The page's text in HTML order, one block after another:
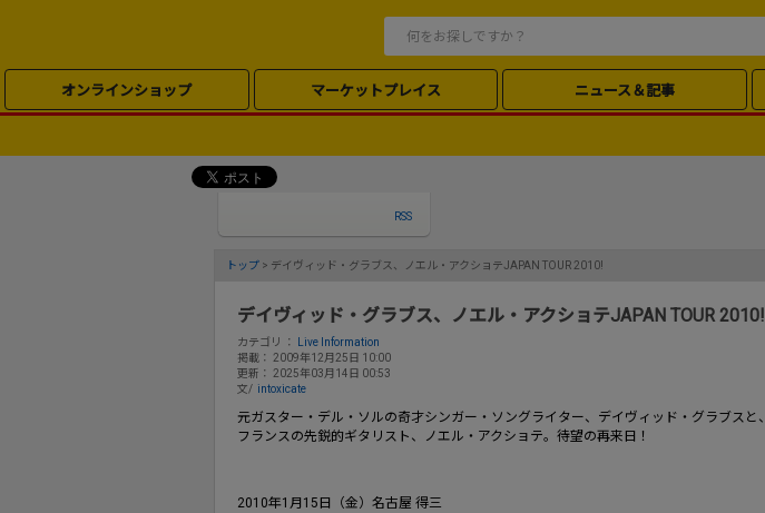
オンラインショップ マーケットプレイス ニュース＆記事
RSS
トップ > デイヴィッド・グラブス、ノエル・アクショテJAPAN TOUR 2010!
デイヴィッド・グラブス、ノエル・アクショテJAPAN TOUR 2010!
カテゴリ ：
Live Information
掲載： 2009年12月25日 10:00
更新： 2025年03月14日 00:53
文/ intoxicate
元ガスター・デル・ソルの奇才シンガー・ソングライター、デイヴィッド・グラブスと、
フランスの先鋭的ギタリスト、ノエル・アクショテ。待望の再来日！
2010年1月15日（金）名古屋 得三